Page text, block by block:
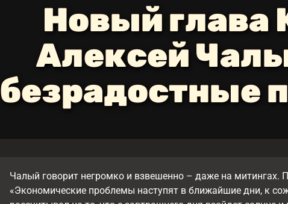
Новый глава
Алексей
безрадостные
Чалый говорит негромко и взвешенно – даже на митингах.
«Экономические проблемы наступят в ближайшие дни, к